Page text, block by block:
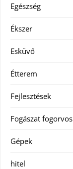
Egészség
Ékszer
Esküvő
Étterem
Fejlesztések
Fogászat fogorvos
Gépek
hitel